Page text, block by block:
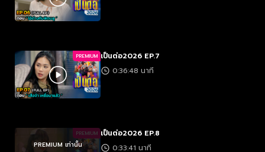
PREMIUM เป็นต่อ2026 EP.7
0:36:48 นาที
PREMIUM
PREMIUM เท่านั้น
เป็นต่อ2026 EP.8
0:33:41 นาที